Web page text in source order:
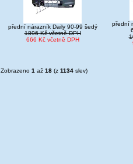
přední nárazník Daily 90-99 šedý
1896 Kč včetně DPH
666 Kč včetně DPH
přední
Zobrazeno 1 až 18 (z 1134 slev)